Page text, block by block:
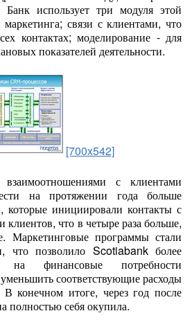
Банк использует три модуля этой
связи с клиентами, что
контактах; моделирование - для
показателей деятельности.
[700x542]
с клиентами
на протяжении года больше
которые инициировали контакты с
что в четыре раза больше,
Маркетинговые программы стали
что позволило Scotiabank более
на финансовые потребности
соответствующие расходы
конечном итоге, через год после
полностью себя окупила.